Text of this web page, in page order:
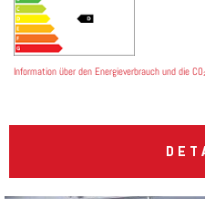
Information über den Energieverbrauch und die